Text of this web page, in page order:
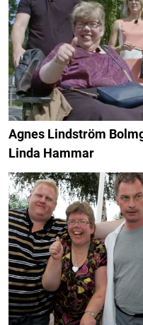
Agnes Lindström
Linda Hammar